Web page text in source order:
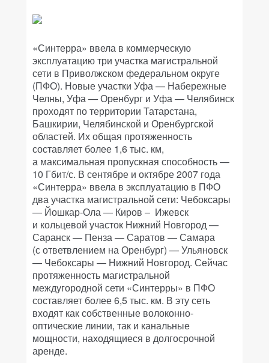
«Синтерра» ввела в коммерческую
эксплуатацию три участка магистральной
сети в Приволжском федеральном округе
(ПФО). Новые участки Уфа — Набережные
Челны, Уфа — Оренбург и Уфа — Челябинск
проходят по территории Татарстана,
Башкирии, Челябинской и Оренбургской
областей. Их общая протяженность
составляет более 1,6 тыс. км,
а максимальная пропускная способность —
10 Гбит/с. В сентябре и октябре 2007 года
«Синтерра» ввела в эксплуатацию в ПФО
два участка магистральной сети: Чебоксары
— Йошкар-Ола — Киров – Ижевск
и кольцевой участок Нижний Новгород —
Саранск — Пенза — Саратов — Самара
(с ответвлением на Оренбург) — Ульяновск
— Чебоксары — Нижний Новгород. Сейчас
протяженность магистральной
междугородной сети «Синтерры» в ПФО
составляет более 6,5 тыс. км. В эту сеть
входят как собственные волоконно-
оптические линии, так и канальные
мощности, находящиеся в долгосрочной
аренде.